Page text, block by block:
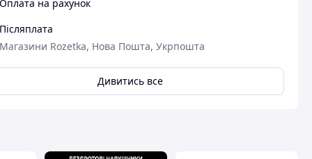
Оплата на рахунок
Післяплата
Магазини Rozetka, Нова Пошта, Укрпошта
Дивитись все